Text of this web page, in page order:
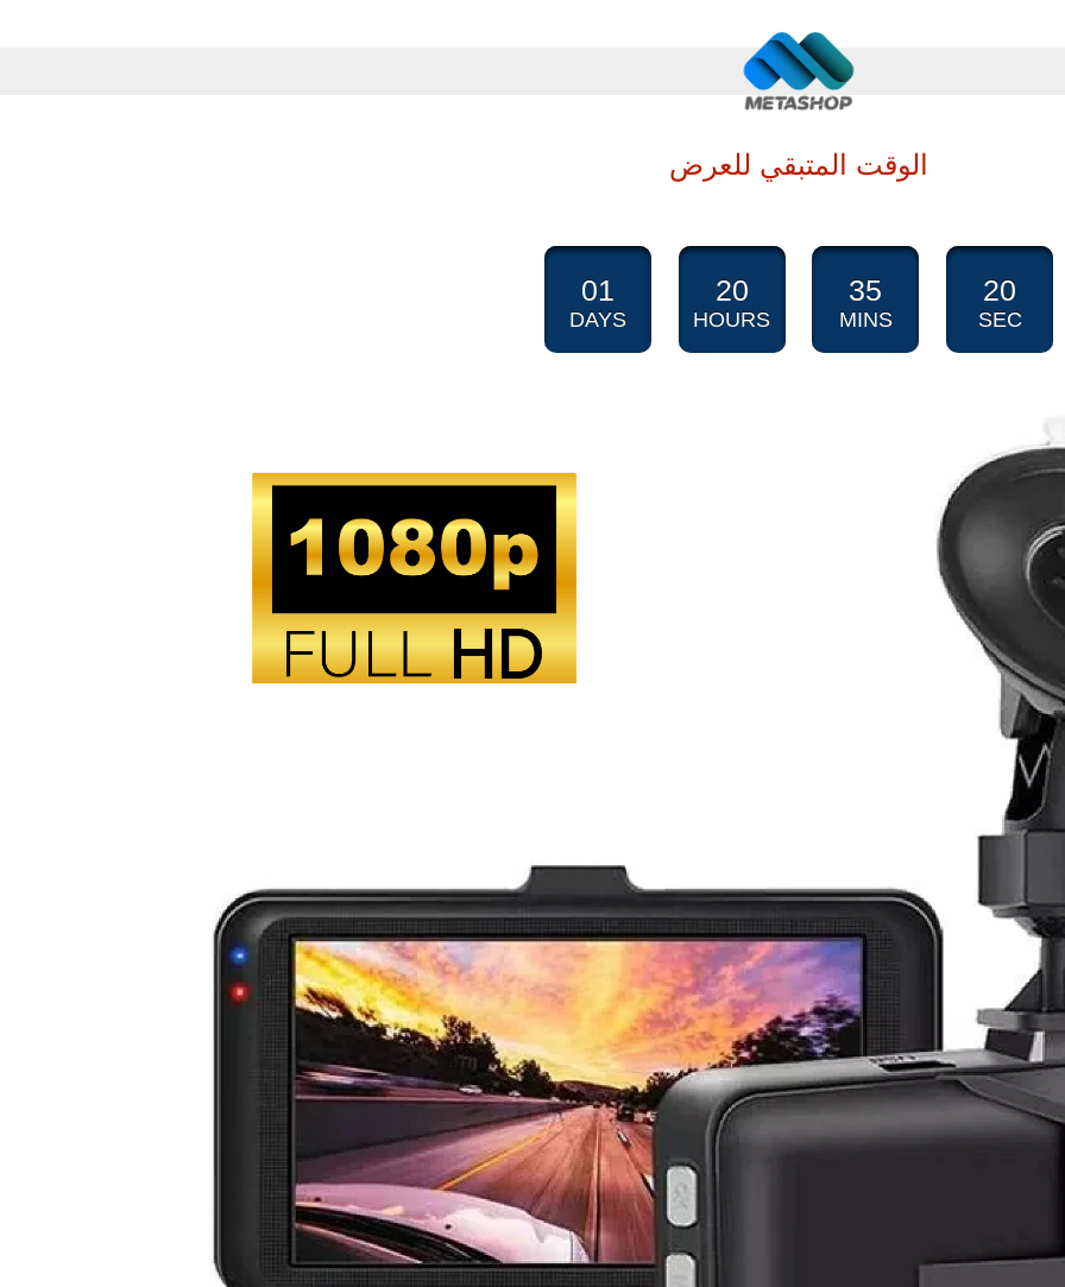
الوقت المتبقي للعرض
01
DAYS
20
HOURS
35
MINS
19
SEC